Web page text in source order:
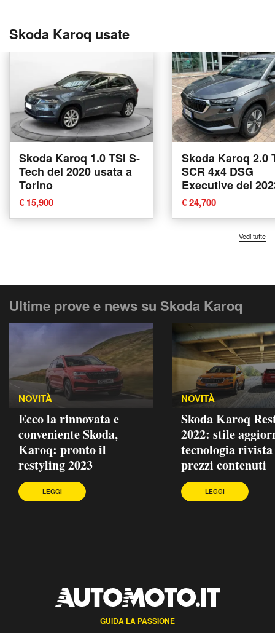
Skoda Karoq usate
Skoda Karoq 1.0 TSI S-
Tech del 2020 usata a
Torino
€ 15,900
Skoda Karoq 2.0
SCR 4x4 DSG
Executive del
usata a Talamona
€ 24,700
Vedi tutte
Ultime prove e news su Skoda Karoq
NOVITÀ
Ecco la rinnovata e
conveniente Skoda,
Karoq: pronto il
restyling 2023
LEGGI
NOVITÀ
Skoda Karoq
2022: stile
tecnologia rivista
prezzi contenuti
LEGGI
GUIDA LA PASSIONE